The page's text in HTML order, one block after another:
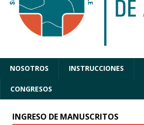
NOSOTROS INSTRUCCIONES
CONGRESOS
INGRESO DE MANUSCRITOS